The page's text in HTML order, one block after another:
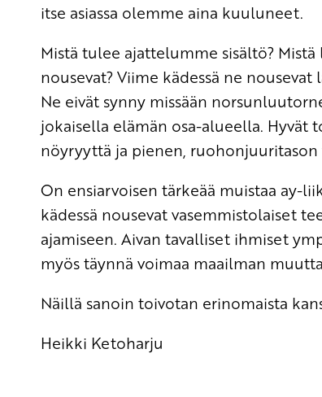
itse asiassa olemme aina kuuluneet.
Mistä tulee ajattelumme sisältö?
nousevat? Viime kädessä ne
Ne eivät synny missään
jokaisella elämän osa-alueella.
nöyryyttä ja pienen,
On ensiarvoisen tärkeää muistaa ay-
kädessä nousevat vasemmistolaiset
ajamiseen. Aivan tavalliset ihmiset
myös täynnä voimaa maailman
Näillä sanoin toivotan erinomaista
Heikki Ketoharju